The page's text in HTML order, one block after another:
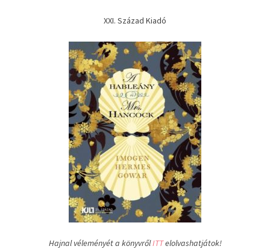
XXI. Század Kiadó
Hajnal véleményét a könyvrőlITTelolvashatjátok!